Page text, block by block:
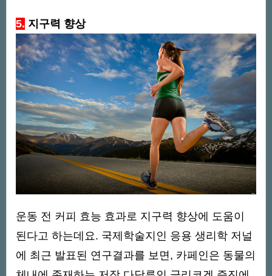
5. 지구력 향상
운동 전 커피 효능 효과로 지구력 향상에 도움이
된다고 하는데요. 국제학술지인 응용 생리학 저널
에 최근 발표된 연구결과를 보면, 카페인은 동물의